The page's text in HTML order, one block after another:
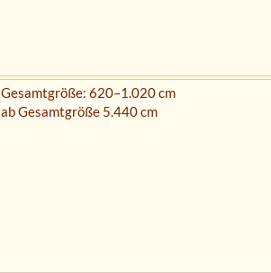
Gesamtgröße: 620–1.020 cm
ab Gesamtgröße 5.440 cm